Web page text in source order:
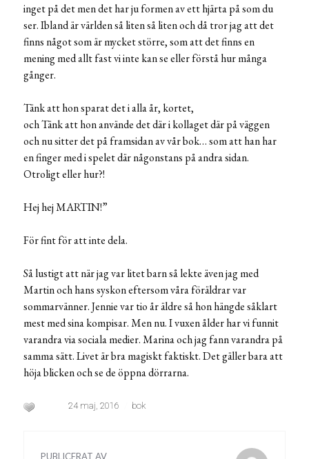
inget på det men det har ju formen av ett hjärta på som du
ser. Ibland är världen så liten så liten och då tror jag att det
finns något som är mycket större, som att det finns en
mening med allt fast vi inte kan se eller förstå hur många
gånger.
Tänk att hon sparat det i alla år, kortet,
och Tänk att hon använde det där i kollaget där på väggen
och nu sitter det på framsidan av vår bok… som att han har
en finger med i spelet där någonstans på andra sidan.
Otroligt eller hur?!
Hej hej MARTIN!”
För fint för att inte dela.
Så lustigt att när jag var litet barn så lekte även jag med
Martin och hans syskon eftersom våra föräldrar var
sommarvänner. Jennie var tio år äldre så hon hängde såklart
mest med sina kompisar. Men nu. I vuxen ålder har vi funnit
varandra via sociala medier. Marina och jag fann varandra på
samma sätt. Livet är bra magiskt faktiskt. Det gäller bara att
höja blicken och se de öppna dörrarna.
24 maj, 2016 bok
PUBLICERAT AV